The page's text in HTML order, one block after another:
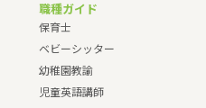
職種ガイド
保育士
ベビーシッター
幼稚園教諭
児童英語講師